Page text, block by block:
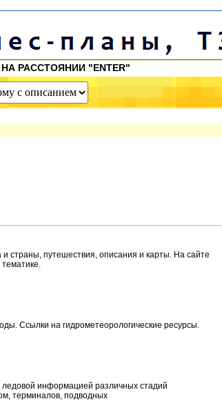
РАССТОЯНИИ "ENTER"
и страны, путешествия, описания и карты. На сайте
Ссылки на гидрометеорологические ресурсы.
информацией различных стадий
терминалов, подводных